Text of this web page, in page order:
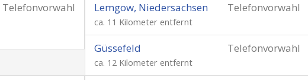
Telefonvorwahl Telefonvorwahl
Lemgow, Niedersachsen
ca. 11 Kilometer entfernt
Telefonvorwahl
Güssefeld
ca. 12 Kilometer entfernt